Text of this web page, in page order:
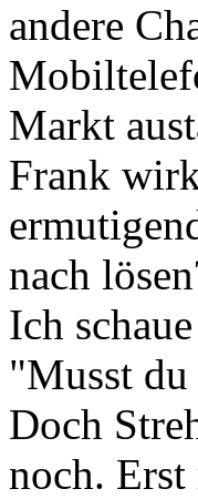
andere
Markt
Frank
nach
Ich
"Musst
Doch
noch.